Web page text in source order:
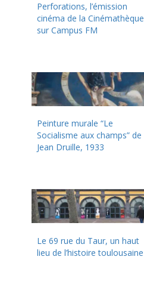
Perforations, l’émission
cinéma de la Cinémathèque
sur Campus FM
Peinture murale “Le
Socialisme aux champs” de
Jean Druille, 1933
Le 69 rue du Taur, un haut
lieu de l’histoire toulousaine